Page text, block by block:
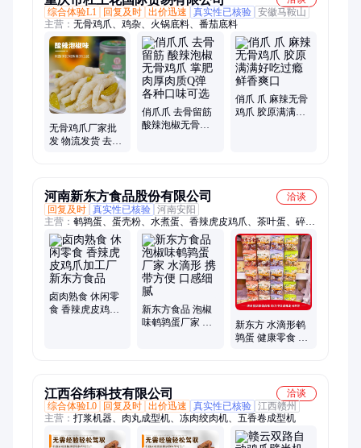
综合体验L1
回复及时 出价迅速 真实性已核验 安徽马鞍山
主营： 无骨鸡爪、鸡杂、火锅底料、番茄底料
无骨鸡爪厂家批
发 物流发货 去骨
俏爪爪 去骨留筋
酸辣泡椒无骨鸡
俏爪 爪 麻辣无骨
鸡爪 胶原满满好
河南新东方食品股份有限公司
洽谈
回复及时 真实性已核验 河南安阳
主营： 鹌鹑蛋、蛋壳粉、水煮蛋、香辣虎皮鸡爪、茶叶蛋、碎卤
蛋、带汁卤蛋、虎皮鸡蛋、五香鸡蛋、泡椒鸡蛋、田园鸡蛋、盐
焗鸡蛋、五香卤蛋、真空包装、农家自制、卤香猪蹄、酱油煎
蛋、变蛋礼品、香酥鸭腿、盐焗卤蛋、双喜卤蛋、健康零食、特
产变蛋、美味可口、休闲零食、即食熟食
卤肉熟食 休闲零
食 香辣虎皮鸡爪
新东方食品 泡椒
味鹌鹑蛋厂家 水
新东方 水滴形鹌
鹑蛋 健康零食 盐
江西谷纬科技有限公司
洽谈
综合体验L0
回复及时 出价迅速 真实性已核验 江西赣州
主营： 打浆机器、肉丸成型机、冻肉绞肉机、五香卷成型机